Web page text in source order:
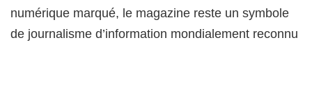
numérique marqué, le magazine reste un symbole
de journalisme d’information mondialement reconnu